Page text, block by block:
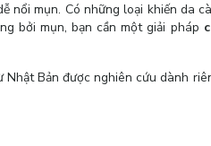
nổi mụn. Có những loại khiến da
bởi mụn, bạn cần một giải pháp
Bản được nghiên cứu dành